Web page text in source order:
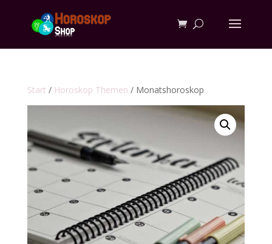
Start / Horoskop Themen / Monatshoroskop